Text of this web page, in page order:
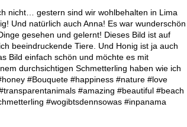
nicht… gestern sind wir wohlbehalten in Lima
Und natürlich auch Anna! Es war wunderschön
gesehen und gelernt! Dieses Bild ist auf
beeindruckende Tiere. Und Honig ist ja auch
Bild einfach schön und möchte es mit
durchsichtigen Schmetterling haben wie ich
#Bouquete #happiness #nature #love
#amazing #beautiful #beach
#wogibtsdennsowas #inpanama